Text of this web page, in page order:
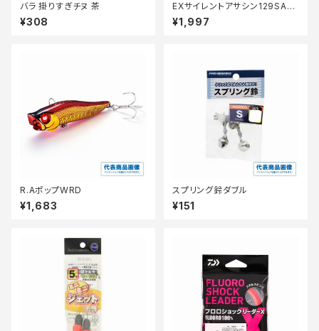
バラ 掛りすぎチヌ 茶
¥308
EXサイレントアサシン129SAR
XＭ−229N
¥1,997
R.AポップWRD
¥1,683
スプリング鈴ダブル
¥151